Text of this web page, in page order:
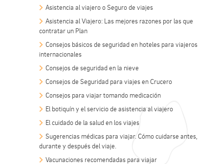
Asistencia al viajero o Seguro de viajes
Asistencia al Viajero: Las mejores razones por las que
contratar un Plan
Consejos básicos de seguridad en hoteles para viajeros
internacionales
Consejos de seguridad en la nieve
Consejos de Seguridad para viajes en Crucero
Consejos para viajar tomando medicación
El botiquín y el servicio de asistencia al viajero
El cuidado de la salud en los viajes
Sugerencias médicas para viajar. Cómo cuidarse antes,
durante y después del viaje.
Vacunaciones recomendadas para viajar